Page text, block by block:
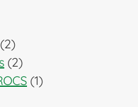
22
productos
22
productos
11